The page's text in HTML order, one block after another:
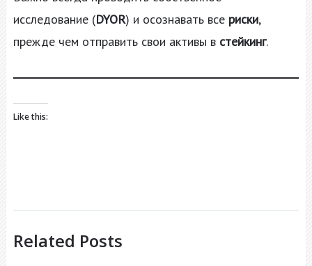
исследование (DYOR) и осознавать все риски,
прежде чем отправить свои активы в стейкинг.
Like this:
Related Posts